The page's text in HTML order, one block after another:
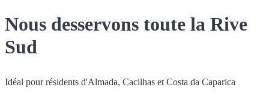
Nous desservons toute la Rive
Sud
Idéal pour résidents d'Almada, Cacilhas et Costa da Caparica